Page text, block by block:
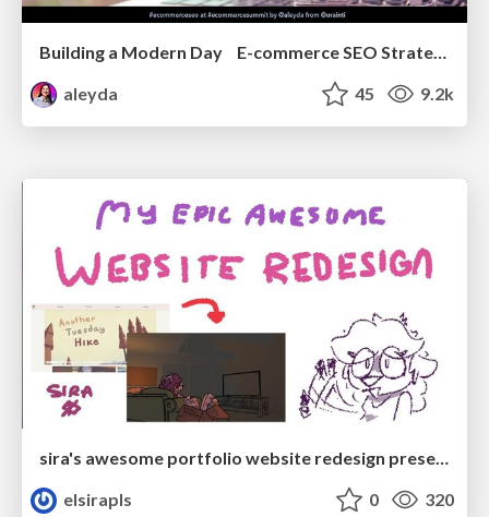
Building a Modern Day E-commerce SEO Strategy
aleyda
45 9.2k
sira's awesome portfolio website redesign presentation
elsirapls
0 320